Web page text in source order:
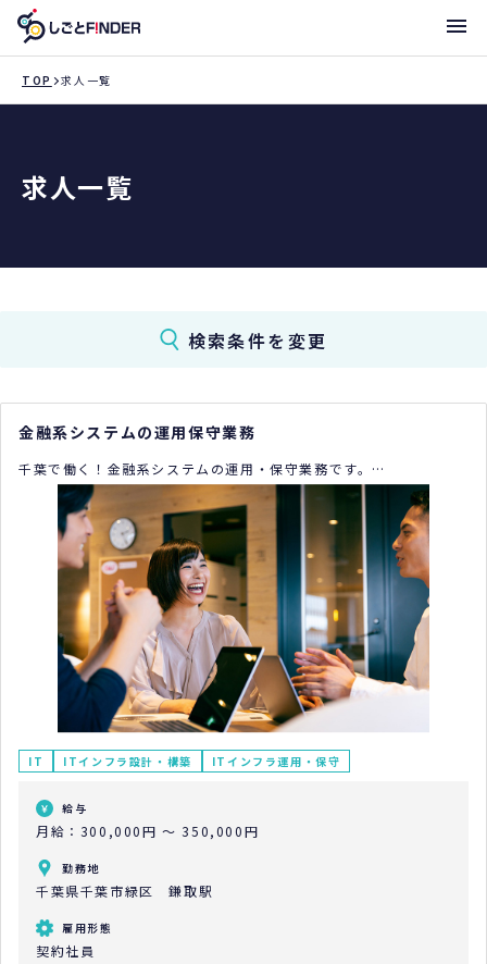
メニ
働き方・サポート体制一覧
支店一覧
TOP 求人一覧
求人一覧
検索条件を変更
金融系システムの運用保守業務
千葉で働く！金融系システムの運用・保守業務です。
インフラ経験者募集！地元で腰を据えて働きませんか？
IT ITインフラ設計・構築 ITインフラ運用・保守
給与
月給：300,000円 ～ 350,000円
勤務地
千葉県千葉市緑区 鎌取駅
雇用形態
契約社員